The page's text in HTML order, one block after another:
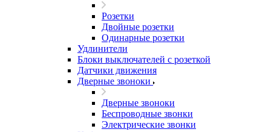
Розетки
Двойные розетки
Одинарные розетки
Удлинители
Блоки выключателей с розеткой
Датчики движения
Дверные звоноки
Дверные звоноки
Беспроводные звонки
Электрические звонки